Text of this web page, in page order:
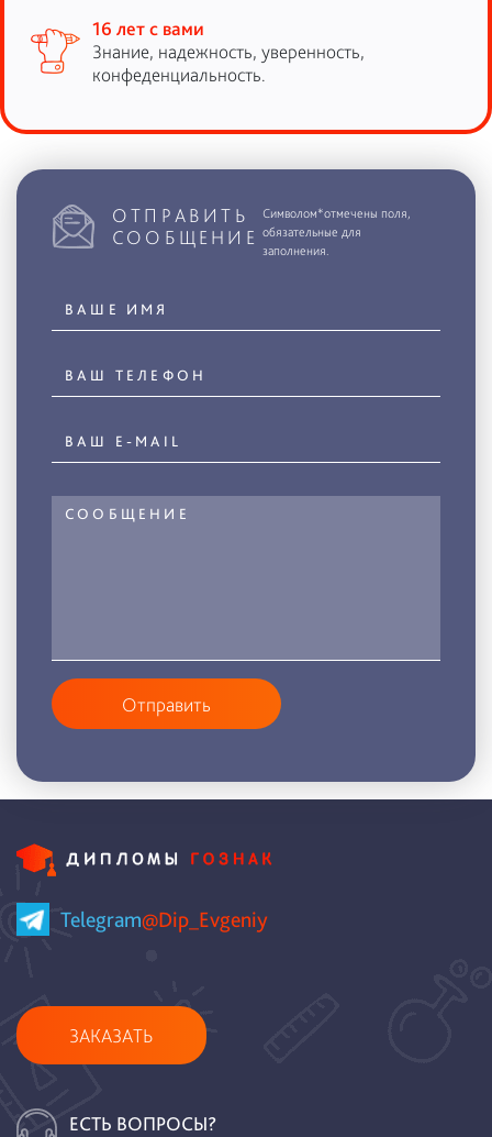
16 лет с вами
Знание, надежность, уверенность,
конфеденциальность.
ОТПРАВИТЬ
СООБЩЕНИЕ
Символом*отмечены поля,
обязательные для
заполнения.
Отправить
Telegram@Dip_Evgeniy
ЗАКАЗАТЬ
ЕСТЬ ВОПРОСЫ?